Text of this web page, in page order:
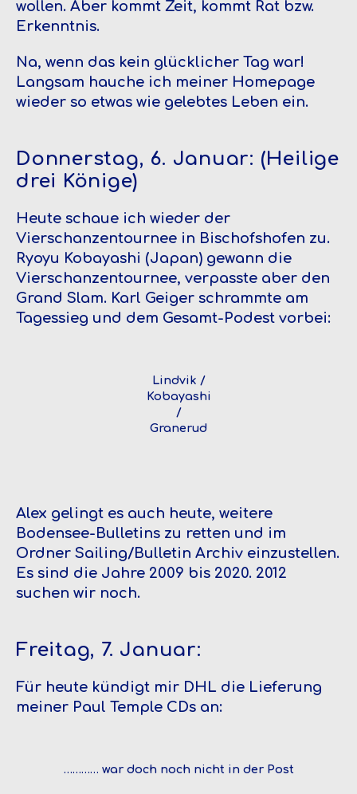
wollen. Aber kommt Zeit, kommt Rat bzw.
Erkenntnis.
Na, wenn das kein glücklicher Tag war!
Langsam hauche ich meiner Homepage
wieder so etwas wie gelebtes Leben ein.
Donnerstag, 6. Januar: (Heilige
drei Könige)
Heute schaue ich wieder der
Vierschanzentournee in Bischofshofen zu.
Ryoyu Kobayashi (Japan) gewann die
Vierschanzentournee, verpasste aber den
Grand Slam. Karl Geiger schrammte am
Tagessieg und dem Gesamt-Podest vorbei:
Lindvik /
Kobayashi
/
Granerud
Alex gelingt es auch heute, weitere
Bodensee-Bulletins zu retten und im
Ordner Sailing/Bulletin Archiv einzustellen.
Es sind die Jahre 2009 bis 2020. 2012
suchen wir noch.
Freitag, 7. Januar:
Für heute kündigt mir DHL die Lieferung
meiner Paul Temple CDs an:
………… war doch noch nicht in der Post